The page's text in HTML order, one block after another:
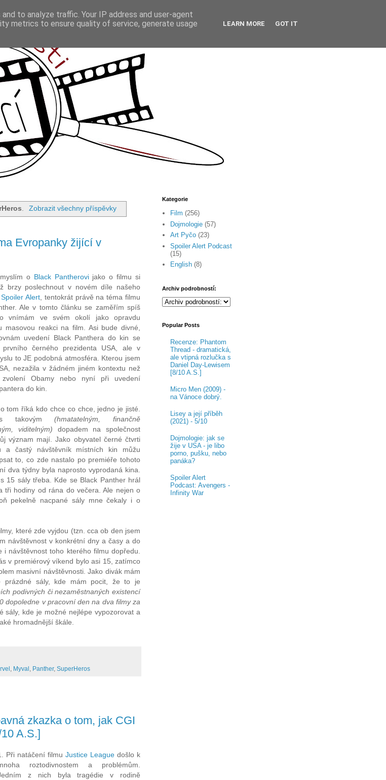
. Zobrazit všechny příspěvky
Evropanky žijící v
o Black Pantherovijako o filmu si
brzy poslechnout v novém díle našeho
Spoiler Alert, tentokrát právě na téma filmu
Ale v tomto článku se zaměřím spíš
vnímám ve svém okolí jako opravdu
masovou reakci na film. Asi bude divné,
uvedení Black Panthera do kin se
prvního černého prezidenta USA, ale v
to JE podobná atmosféra. Kterou jsem
nezažila v žádném jiném kontextu než
Obamy nebo nyní při uvedení
do kin.
tom říká kdo chce co chce, jedno je jisté.
takovým(hmatatelným, finančně
viditelným) dopadem na společnost
význam mají. Jako obyvatel černé čtvrti
a častý návštěvník místních kin můžu
to, co zde nastalo po premiéře tohoto
dva týdny byla naprosto vyprodaná kina.
15 sály třeba. Kde se Black Panther hrál
tři hodiny od rána do večera. Ale nejen o
pekelně nacpané sály mne čekaly i o
které zde vyjdou (tzn. cca ob den jsem
návštěvnost v konkrétní dny a časy a do
návštěvnost toho kterého filmu dopředu.
v premiérový víkend bylo asi 15, zatímco
masivní návštěvnosti. Jako divák mám
prázdné sály, kde mám pocit, že to je
podivných či nezaměstnaných existencí
dopoledne v pracovní den na dva filmy za
sály, kde je možné nejlépe vypozorovat a
hromadnější škále.
Myval Panther, SuperHeros
zkazka o tom, jak CGI
A.S.]
Při natáčení filmuJustice League došlo k
roztodivnostem a problémům.
z nich byla tragédie v rodině
Kategorie
Film (256)
Dojmologie (57)
Art Pyčo (23)
Spoiler Alert Podcast
(15)
English (8)
Archiv podrobností:
Popular Posts
Recenze: Phantom
Thread - dramatická,
ale vtipná rozlučka s
Daniel Day-Lewisem
[8/10 A.S.]
Micro Men (2009) -
na Vánoce dobrý.
Lisey a její příběh
(2021) - 5/10
Dojmologie: jak se
žije v USA - je libo
porno, pušku, nebo
panáka?
Spoiler Alert
Podcast: Avengers -
Infinity War
to analyze traffic. Your IP address and user-agent
metrics to ensure quality of service, generate usage
LEARN MORE GOT IT